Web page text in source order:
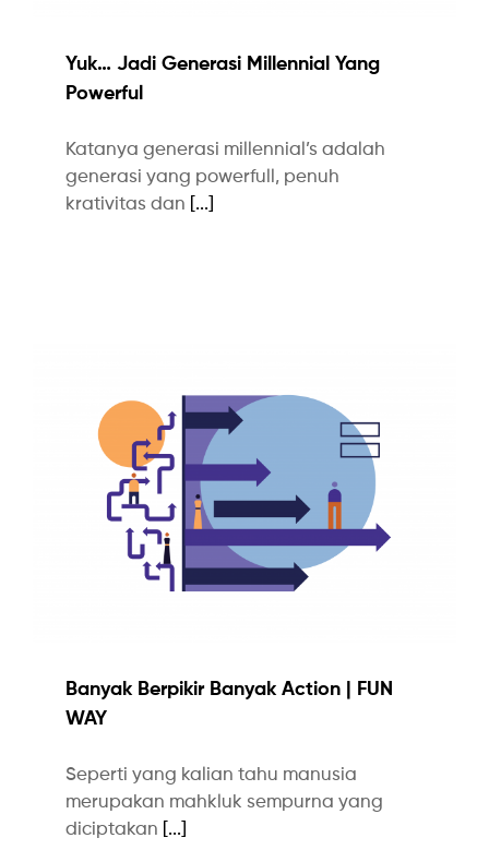
Yuk… Jadi Generasi Millennial Yang
Powerful
Katanya generasi millennial’s adalah
generasi yang powerfull, penuh
krativitas dan
[...]
Banyak Berpikir Banyak Action | FUN
WAY
Seperti yang kalian tahu manusia
merupakan mahkluk sempurna yang
diciptakan
[...]